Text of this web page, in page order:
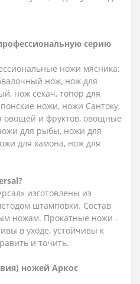
серию
ножи мясника:
нож, нож для
нож секач, топор для
ножи, ножи Сантоку,
овощей и фруктов, овощные
для рыбы, ножи для
для хамона, нож для
?
изготовлены из
штамповки. Состав
ножам. Прокатные ножи -
в уходе, устойчивы к
и точить.
ножей Аркос